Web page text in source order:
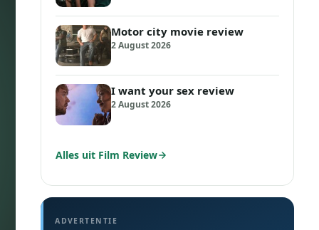
Motor city movie review
2 August 2026
I want your sex review
2 August 2026
Alles uit Film Review
ADVERTENTIE